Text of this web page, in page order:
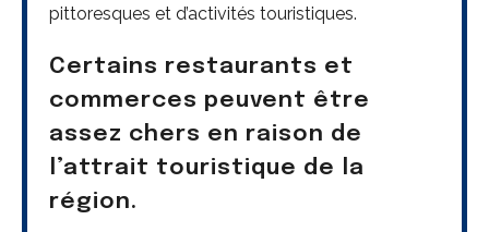
pittoresques et d’activités touristiques.
Certains restaurants et
commerces peuvent être
assez chers en raison de
l’attrait touristique de la
région.